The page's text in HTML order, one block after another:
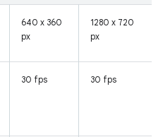
640 x 360
px
1280 x 720
px
30 fps 30 fps